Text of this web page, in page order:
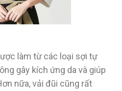
làm từ các loại sợi tự
gây kích ứng da và giúp
nữa, vải đũi cũng rất